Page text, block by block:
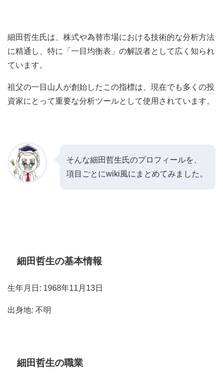
細田哲生氏は、株式や為替市場における技術的な分析方法
に精通し、特に「一目均衡表」の解説者として広く知られ
ています。
祖父の一目山人が創始したこの指標は、現在でも多くの投
資家にとって重要な分析ツールとして使用されています。
そんな細田哲生氏のプロフィールを、
項目ごとにwiki風にまとめてみました。
細田哲生の基本情報
生年月日: 1968年11月13日
出身地: 不明
細田哲生の職業